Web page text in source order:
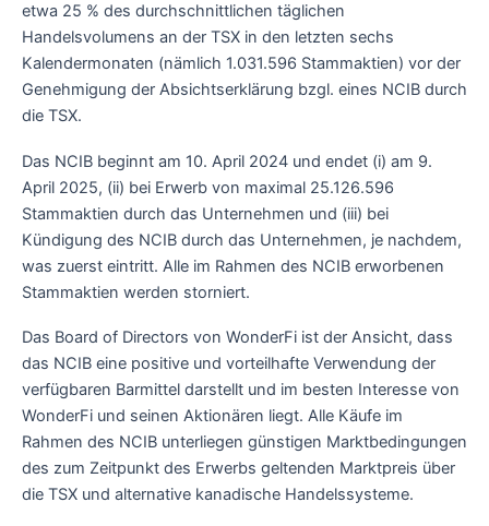
etwa 25 % des durchschnittlichen täglichen
Handelsvolumens an der TSX in den letzten sechs
Kalendermonaten (nämlich 1.031.596 Stammaktien) vor der
Genehmigung der Absichtserklärung bzgl. eines NCIB durch
die TSX.
Das NCIB beginnt am 10. April 2024 und endet (i) am 9.
April 2025, (ii) bei Erwerb von maximal 25.126.596
Stammaktien durch das Unternehmen und (iii) bei
Kündigung des NCIB durch das Unternehmen, je nachdem,
was zuerst eintritt. Alle im Rahmen des NCIB erworbenen
Stammaktien werden storniert.
Das Board of Directors von WonderFi ist der Ansicht, dass
das NCIB eine positive und vorteilhafte Verwendung der
verfügbaren Barmittel darstellt und im besten Interesse von
WonderFi und seinen Aktionären liegt. Alle Käufe im
Rahmen des NCIB unterliegen günstigen Marktbedingungen
des zum Zeitpunkt des Erwerbs geltenden Marktpreis über
die TSX und alternative kanadische Handelssysteme.